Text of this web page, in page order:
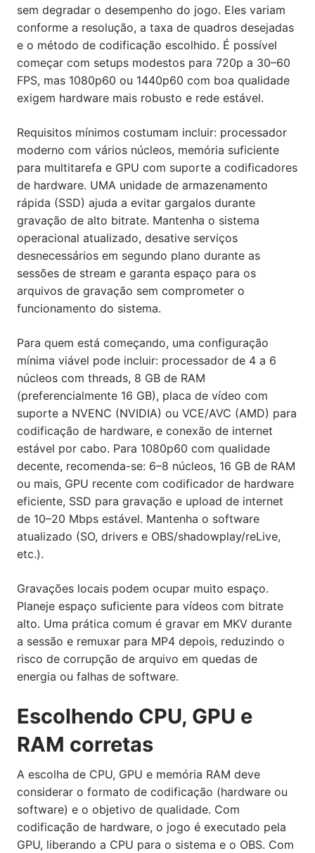
sem degradar o desempenho do jogo. Eles variam
conforme a resolução, a taxa de quadros desejadas
e o método de codificação escolhido. É possível
começar com setups modestos para 720p a 30–60
FPS, mas 1080p60 ou 1440p60 com boa qualidade
exigem hardware mais robusto e rede estável.
Requisitos mínimos costumam incluir: processador
moderno com vários núcleos, memória suficiente
para multitarefa e GPU com suporte a codificadores
de hardware. UMA unidade de armazenamento
rápida (SSD) ajuda a evitar gargalos durante
gravação de alto bitrate. Mantenha o sistema
operacional atualizado, desative serviços
desnecessários em segundo plano durante as
sessões de stream e garanta espaço para os
arquivos de gravação sem comprometer o
funcionamento do sistema.
Para quem está começando, uma configuração
mínima viável pode incluir: processador de 4 a 6
núcleos com threads, 8 GB de RAM
(preferencialmente 16 GB), placa de vídeo com
suporte a NVENC (NVIDIA) ou VCE/AVC (AMD) para
codificação de hardware, e conexão de internet
estável por cabo. Para 1080p60 com qualidade
decente, recomenda-se: 6–8 núcleos, 16 GB de RAM
ou mais, GPU recente com codificador de hardware
eficiente, SSD para gravação e upload de internet
de 10–20 Mbps estável. Mantenha o software
atualizado (SO, drivers e OBS/shadowplay/reLive,
etc.).
Gravações locais podem ocupar muito espaço.
Planeje espaço suficiente para vídeos com bitrate
alto. Uma prática comum é gravar em MKV durante
a sessão e remuxar para MP4 depois, reduzindo o
risco de corrupção de arquivo em quedas de
energia ou falhas de software.
Escolhendo CPU, GPU e
RAM corretas
A escolha de CPU, GPU e memória RAM deve
considerar o formato de codificação (hardware ou
software) e o objetivo de qualidade. Com
codificação de hardware, o jogo é executado pela
GPU, liberando a CPU para o sistema e o OBS. Com